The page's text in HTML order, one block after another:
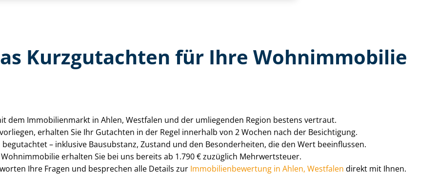
Kurzgutachten für Ihre Wohnimmobilie
dem Immobilienmarkt in Ahlen, Westfalen und der umliegenden Region bestens vertraut.
erhalten Sie Ihr Gutachten in der Regel innerhalb von 2 Wochen nach der Besichtigung.
– inklusive Bausubstanz, Zustand und den Besonderheiten, die den Wert beeinflussen.
erhalten Sie bei uns bereits ab 1.790 € zuzüglich Mehrwertsteuer.
Ihre Fragen und besprechen alle Details zur Im­mo­bi­li­en­be­wer­tung in Ahlen, Westfalen direkt mit Ihnen.